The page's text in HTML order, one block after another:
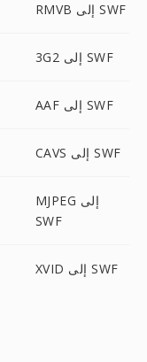
RMVB إلى SWF
3G2 إلى SWF
AAF إلى SWF
CAVS إلى SWF
MJPEG إلى
SWF
XVID إلى SWF